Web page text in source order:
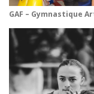
GAF – Gymnastique